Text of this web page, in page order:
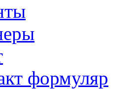
формуляр